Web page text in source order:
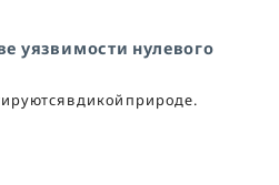
уязвимости нулевого
в дикой природе.